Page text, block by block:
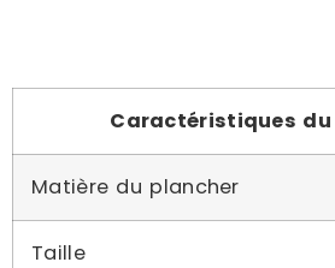
Caractéristiques
Matière du plancher
Taille